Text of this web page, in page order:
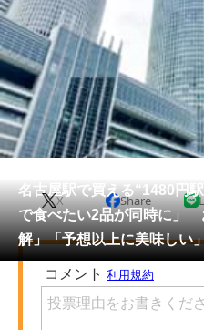
TOP
エンタメ
グルメ
住まい
動物
会員記事
メディア
注目記事を集めた総合ページ
ITの今と未来を見通す
名古屋駅で買える“1480
で食べたい2品が同時に」
解」「予想以上に美味しい
X Share